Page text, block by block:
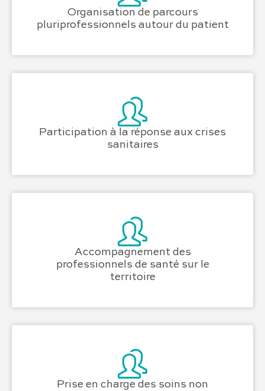
Organisation de parcours
pluriprofessionnels autour du patient
Participation à la réponse aux crises
sanitaires
Accompagnement des
professionnels de santé sur le
territoire
Prise en charge des soins non